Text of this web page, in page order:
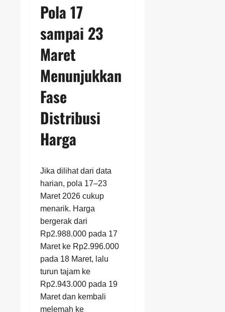
Pola 17
sampai 23
Maret
Menunjukkan
Fase
Distribusi
Harga
Jika dilihat dari data
harian, pola 17–23
Maret 2026 cukup
menarik. Harga
bergerak dari
Rp2.988.000 pada 17
Maret ke Rp2.996.000
pada 18 Maret, lalu
turun tajam ke
Rp2.943.000 pada 19
Maret dan kembali
melemah ke